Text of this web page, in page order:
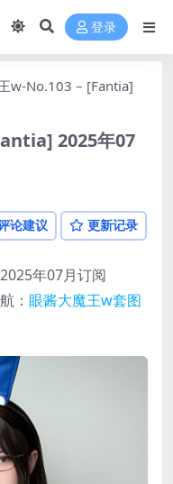
登录
w-No.103 – [Fantia]
2025年07
论建议 更新记录
年07月订阅
： 眼酱大魔王w套图